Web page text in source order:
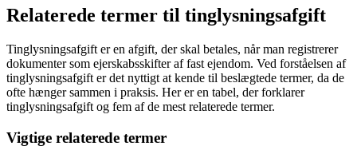
Relaterede termer til tinglysningsafgift
Tinglysningsafgift er en afgift, der skal betales, når man registrerer
dokumenter som ejerskabsskifter af fast ejendom. Ved forståelsen af
tinglysningsafgift er det nyttigt at kende til beslægtede termer, da de
ofte hænger sammen i praksis. Her er en tabel, der forklarer
tinglysningsafgift og fem af de mest relaterede termer.
Vigtige relaterede termer